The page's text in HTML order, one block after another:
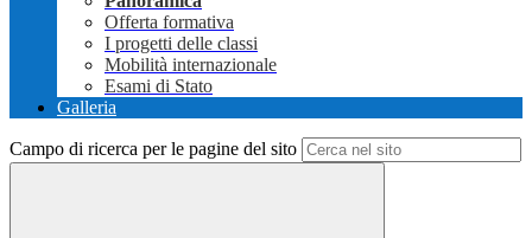
Offerta formativa
I progetti delle classi
Mobilità internazionale
Esami di Stato
Galleria
Campo di ricerca per le pagine del sito